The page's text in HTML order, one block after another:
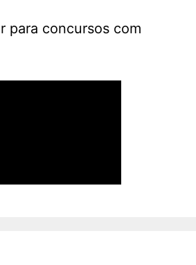
para concursos com